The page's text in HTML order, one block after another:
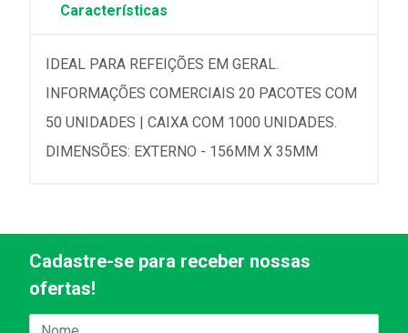
Características
IDEAL PARA REFEIÇÕES EM GERAL.
INFORMAÇÕES COMERCIAIS 20 PACOTES COM
50 UNIDADES | CAIXA COM 1000 UNIDADES.
DIMENSÕES: EXTERNO - 156MM X 35MM
Cadastre-se para receber nossas
ofertas!